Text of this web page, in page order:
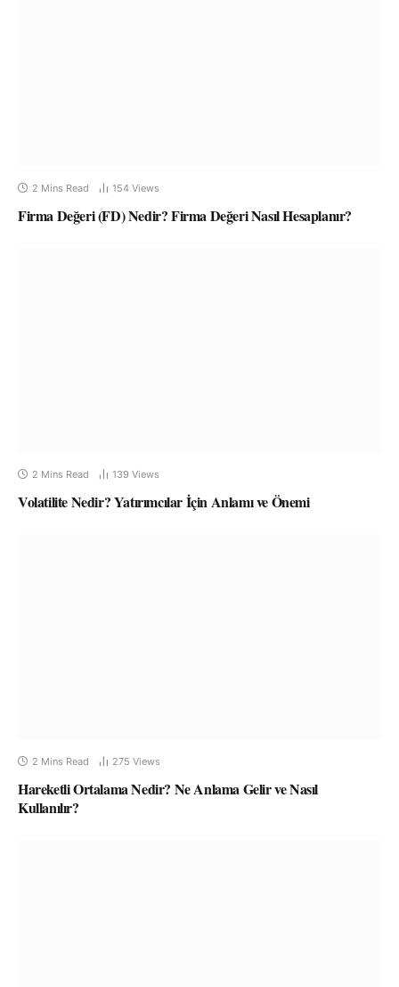
2 Mins Read 154 Views
Firma Değeri (FD) Nedir? Firma Değeri Nasıl Hesaplanır?
2 Mins Read 139 Views
Volatilite Nedir? Yatırımcılar İçin Anlamı ve Önemi
2 Mins Read 275 Views
Hareketli Ortalama Nedir? Ne Anlama Gelir ve Nasıl
Kullanılır?